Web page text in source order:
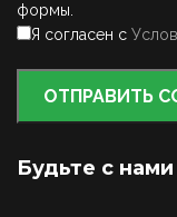
формы.
Я согласен с
ОТПРАВИТЬ
Будьте с нами